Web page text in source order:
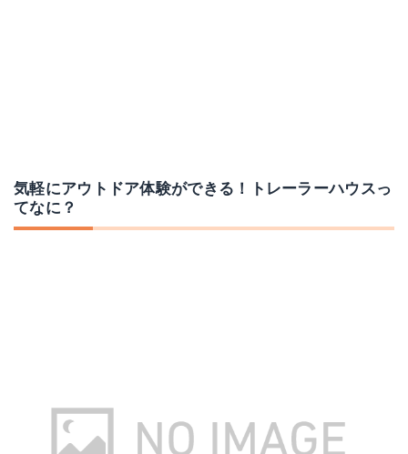
気軽にアウトドア体験ができる！トレーラーハウスっ
てなに？